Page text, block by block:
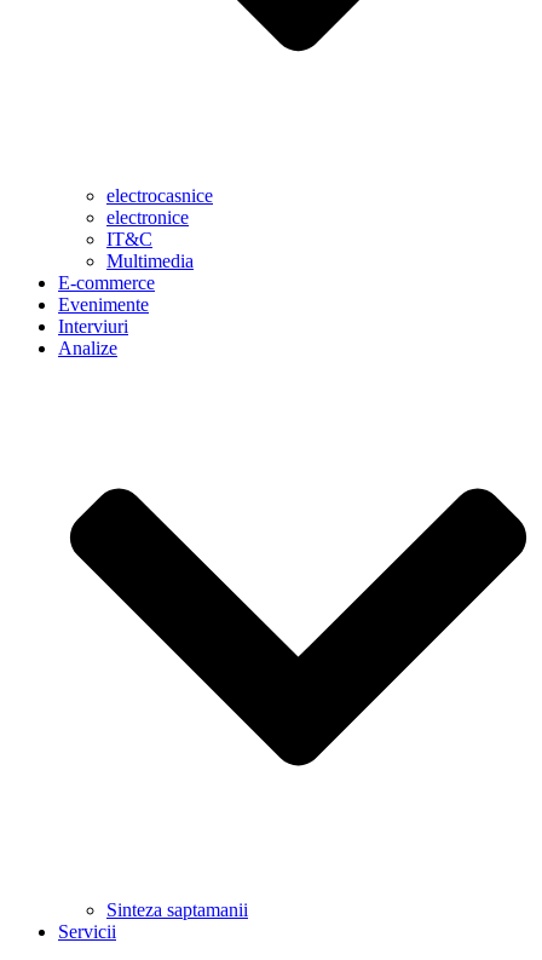
electrocasnice
electronice
IT&C
Multimedia
E-commerce
Evenimente
Interviuri
Analize
Sinteza saptamanii
Servicii